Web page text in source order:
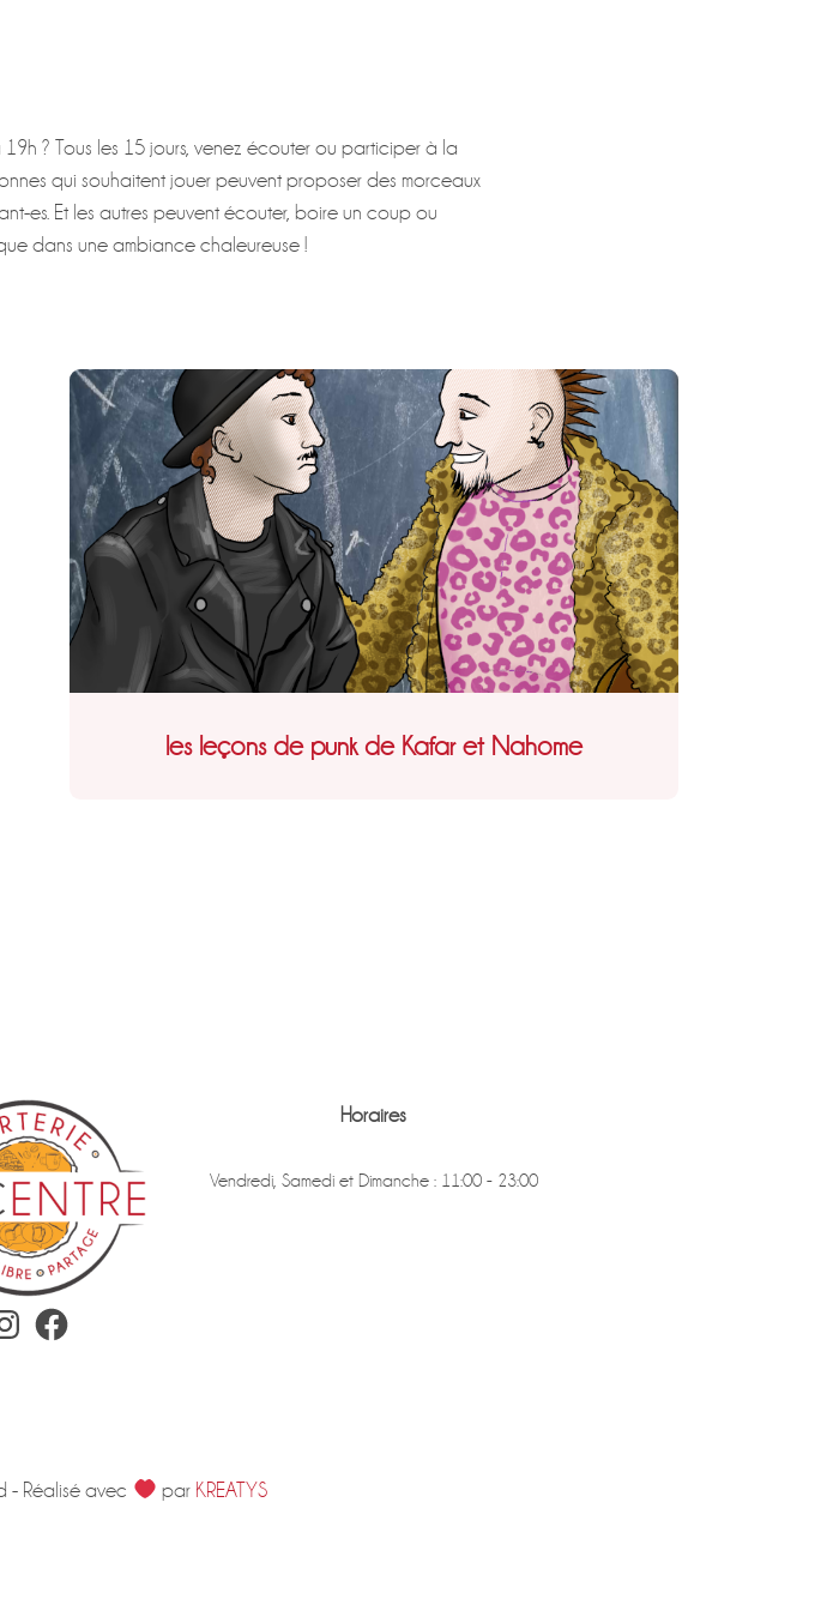
? Tous les 15 jours, venez écouter ou participer à la
qui souhaitent jouer peuvent proposer des morceaux
es. Et les autres peuvent écouter, boire un coup ou
dans une ambiance chaleureuse !
les leçons de punk de Kafar et Nahome
Facebook
Horaires
Vendredi, Samedi et Dimanche : 11:00 - 23:00
- Réalisé avec par KREATYS